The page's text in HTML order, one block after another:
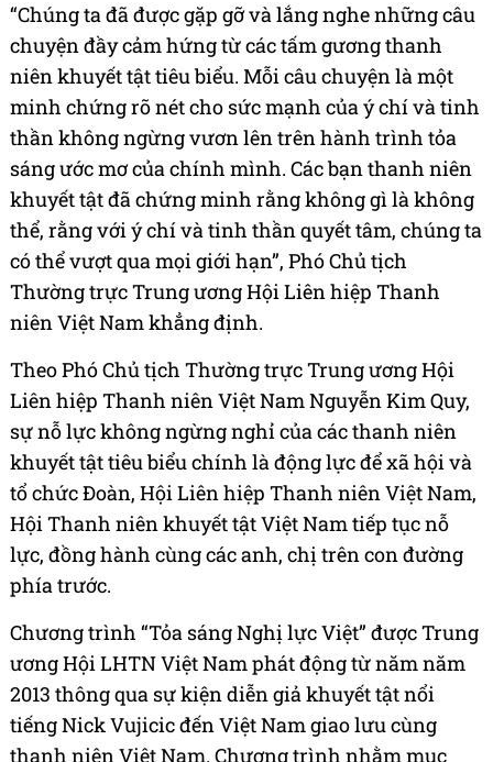
“Chúng ta đã được gặp gỡ và lắng nghe những câu
chuyện đầy cảm hứng từ các tấm gương thanh
niên khuyết tật tiêu biểu. Mỗi câu chuyện là một
minh chứng rõ nét cho sức mạnh của ý chí và tinh
thần không ngừng vươn lên trên hành trình tỏa
sáng ước mơ của chính mình. Các bạn thanh niên
khuyết tật đã chứng minh rằng không gì là không
thể, rằng với ý chí và tinh thần quyết tâm, chúng ta
có thể vượt qua mọi giới hạn”, Phó Chủ tịch
Thường trực Trung ương Hội Liên hiệp Thanh
niên Việt Nam khẳng định.
Theo Phó Chủ tịch Thường trực Trung ương Hội
Liên hiệp Thanh niên Việt Nam Nguyễn Kim Quy,
sự nỗ lực không ngừng nghỉ của các thanh niên
khuyết tật tiêu biểu chính là động lực để xã hội và
tổ chức Đoàn, Hội Liên hiệp Thanh niên Việt Nam,
Hội Thanh niên khuyết tật Việt Nam tiếp tục nỗ
lực, đồng hành cùng các anh, chị trên con đường
phía trước.
Chương trình “Tỏa sáng Nghị lực Việt” được Trung
ương Hội LHTN Việt Nam phát động từ năm năm
2013 thông qua sự kiện diễn giả khuyết tật nổi
tiếng Nick Vujicic đến Việt Nam giao lưu cùng
thanh niên Việt Nam. Chương trình nhằm mục